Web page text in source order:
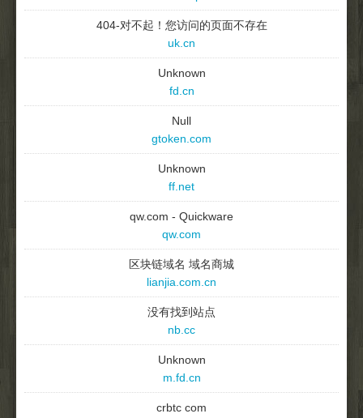
404-对不起！您访问的页面不存在
uk.cn
Unknown
fd.cn
Null
gtoken.com
Unknown
ff.net
qw.com - Quickware
qw.com
区块链域名 域名商城
lianjia.com.cn
没有找到站点
nb.cc
Unknown
m.fd.cn
crbtc com